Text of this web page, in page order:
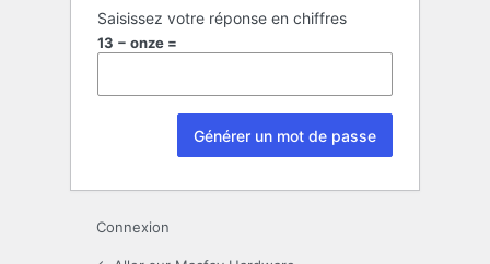
Saisissez votre réponse en chiffres
13 − onze =
Connexion